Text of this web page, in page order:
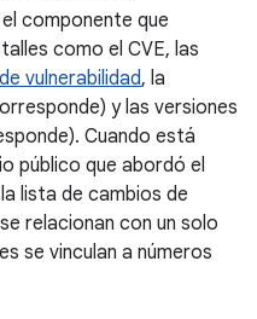
componente que
como el CVE, las
vulnerabilidad, la
y las versiones
Cuando está
público que abordó el
lista de cambios de
relacionan con un solo
se vinculan a números